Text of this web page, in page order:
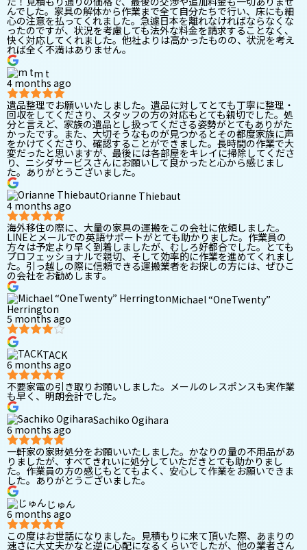
んでした。家具の解体から作業まで全て自分たちで行い、床にも細
心の注意を払ってくれました。急遽日本を離れなければならなくな
ったのですが、状況を考慮しても法外な料金を請求することなく、
快く対応してくれました。他社よりは高かったものの、状況を考え
れば全く不満はありません。
m t
4 months ago
遺品整理でお願いいたしました。遺品に対してとても丁寧に整理・
回収をしてくださり、スタッフの方の対応もとても親切でした。処
分と言えど、家族の遺品とし扱ってくださる姿勢がとてもありがた
かったです。また、大切そうなものが見つかるとその都度家族に声
をかけてくださり、確認することができました。長時間の作業で大
変だったと思いますが、最後には各部屋をキレイに掃除してくださ
り、ニシダサービスさんにお願いして良かったと心から感じまし
た。ありがとうございました。
Orianne Thiebaut
4 months ago
海外移住の際に、大量の家具の運搬をこの会社に依頼しました。
LINEとメールでの英語サポートがとても助かりました。作業員の
方々は予定より早く到着しましたが、むしろ好都合でした。とても
プロフェッショナルで親切、そして効率的に作業を進めてくれまし
た。引っ越しの際に信頼できる運搬業者をお探しの方には、ぜひこ
の会社をお勧めします。
Michael “OneTwenty”
Herrington
5 months ago
TACK
6 months ago
不要家電の引き取りお願いしました。メールのレスポンスも実作業
も早く、明朗会計でした。
Sachiko Ogihara
6 months ago
一軒家の家財処分をお願いいたしました。かなりの量の不用品があ
りましたが、すべてきれいに処分していただきとても助かりまし
た。作業員の方の感じもとてもよく、安心して作業をお願いできま
した。ありがとうございました。
じゅん
6 months ago
この度はお世話になりました。見積もりに来て頂いた際、あまりの
速さに大丈夫かなと逆に心配になるくらいでしたが、他の業者さん